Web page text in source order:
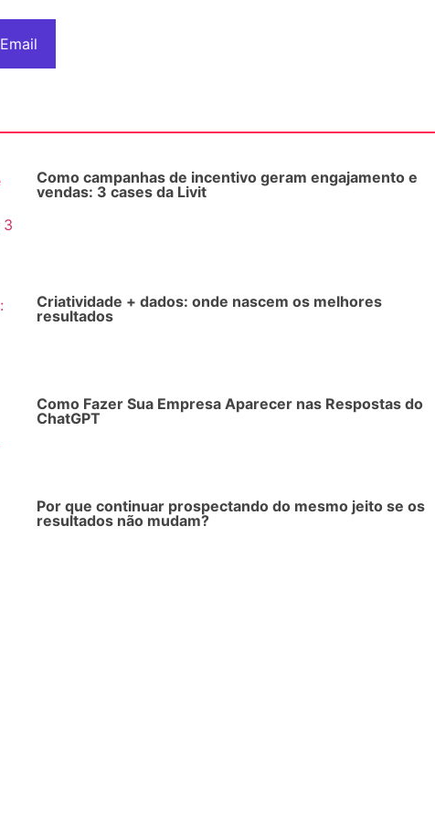
Email
Como campanhas de incentivo geram engajamento e
vendas: 3 cases da Livit
Criatividade + dados: onde nascem os melhores
resultados
Como Fazer Sua Empresa Aparecer nas Respostas do
ChatGPT
Por que continuar prospectando do mesmo jeito se os
resultados não mudam?